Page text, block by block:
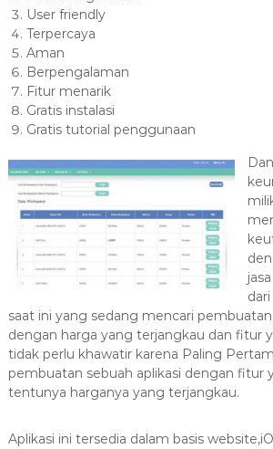
User friendly
Terpercaya
Aman
Berpengalaman
Fitur menarik
Gratis instalasi
Gratis tutorial penggunaan
saat ini yang sedang mencari
dengan harga yang terjangkau dan fitur
tidak perlu khawatir karena Paling
pembuatan sebuah aplikasi dengan fitur
tentunya harganya yang terjangkau.
Aplikasi ini tersedia dalam basis